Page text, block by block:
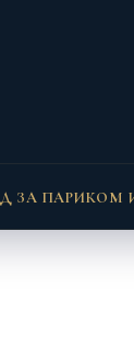
ЗА ПАРИКОМ